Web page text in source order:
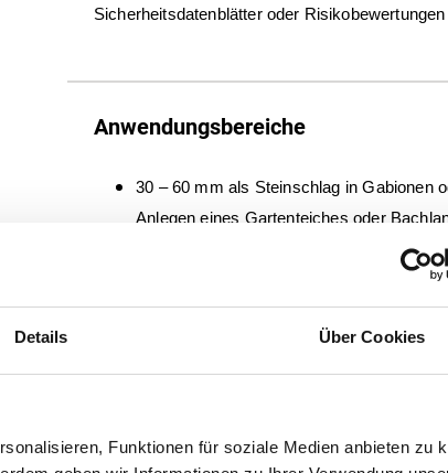
Details Über Cookies
Funktionen für soziale Medien anbieten zu
Sicherheitsdatenblätter oder Risikobewertungen
Anwendungsbereiche
30 – 60 mm als Steinschlag in Gabionen
Anlegen eines Gartenteiches oder
Die Ware wird jeweils nach
nach dem Zeitpunkt deines
in adäquater Transportverpackung durch